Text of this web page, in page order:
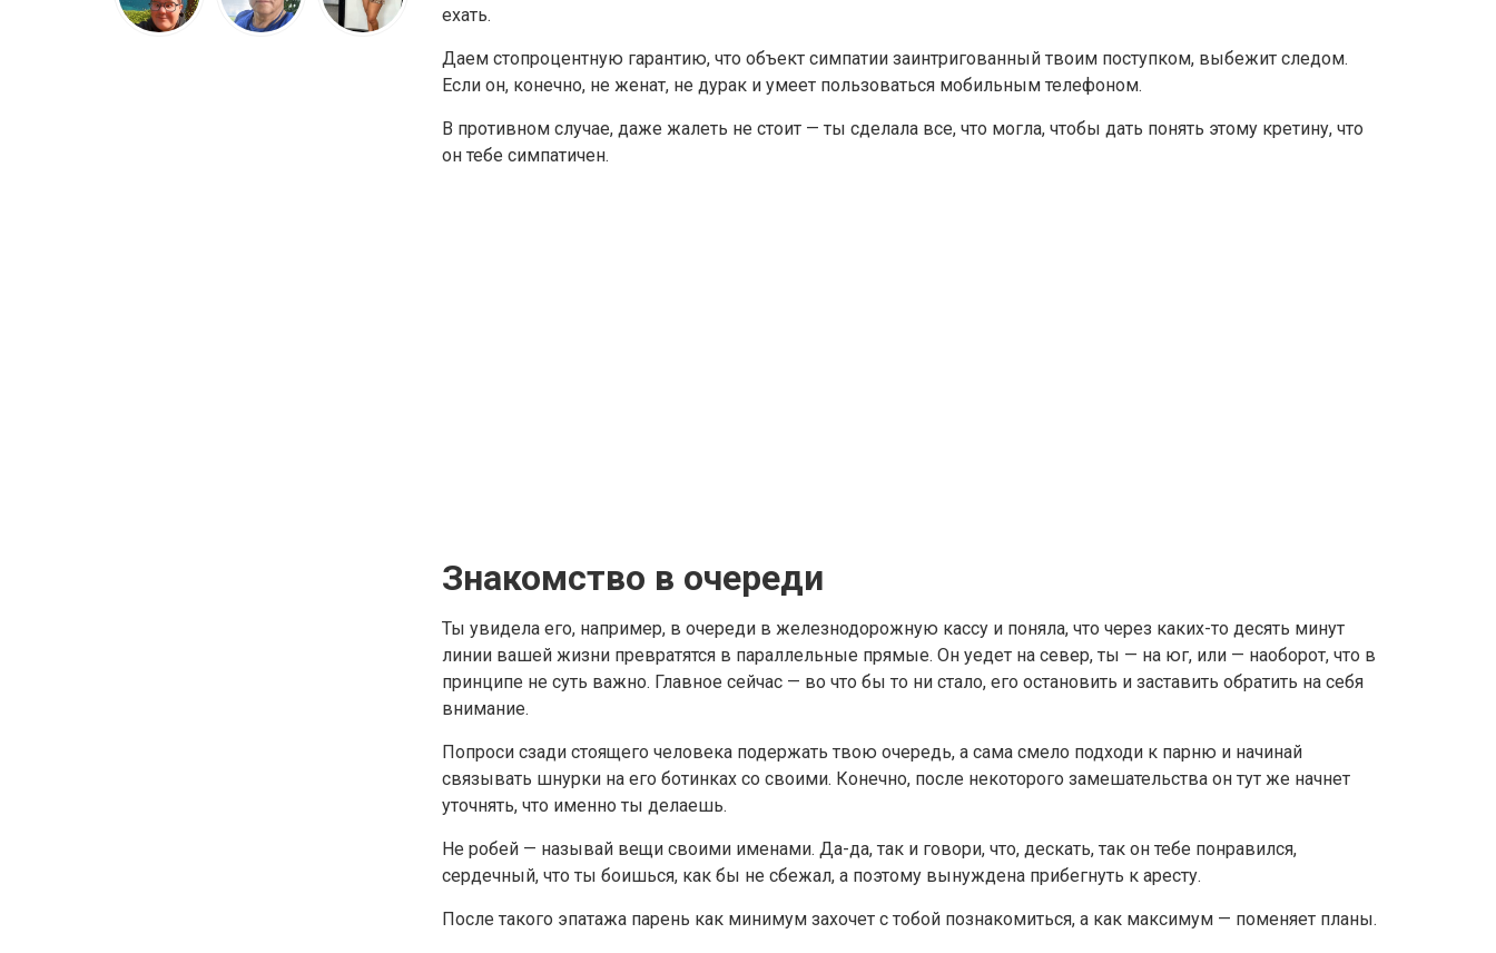
ехать.
Даем стопроцентную гарантию, что объект симпатии заинтригованный твоим поступком, выбежит следом.
Если он, конечно, не женат, не дурак и умеет пользоваться мобильным телефоном.
В противном случае, даже жалеть не стоит — ты сделала все, что могла, чтобы дать понять этому кретину, что
он тебе симпатичен.
Знакомство в очереди
Ты увидела его, например, в очереди в железнодорожную кассу и поняла, что через каких-то десять минут
линии вашей жизни превратятся в параллельные прямые. Он уедет на север, ты — на юг, или — наоборот, что в
принципе не суть важно. Главное сейчас — во что бы то ни стало, его остановить и заставить обратить на себя
внимание.
Попроси сзади стоящего человека подержать твою очередь, а сама смело подходи к парню и начинай
связывать шнурки на его ботинках со своими. Конечно, после некоторого замешательства он тут же начнет
уточнять, что именно ты делаешь.
Не робей — называй вещи своими именами. Да-да, так и говори, что, дескать, так он тебе понравился,
сердечный, что ты боишься, как бы не сбежал, а поэтому вынуждена прибегнуть к аресту.
После такого эпатажа парень как минимум захочет с тобой познакомиться, а как максимум — поменяет планы.